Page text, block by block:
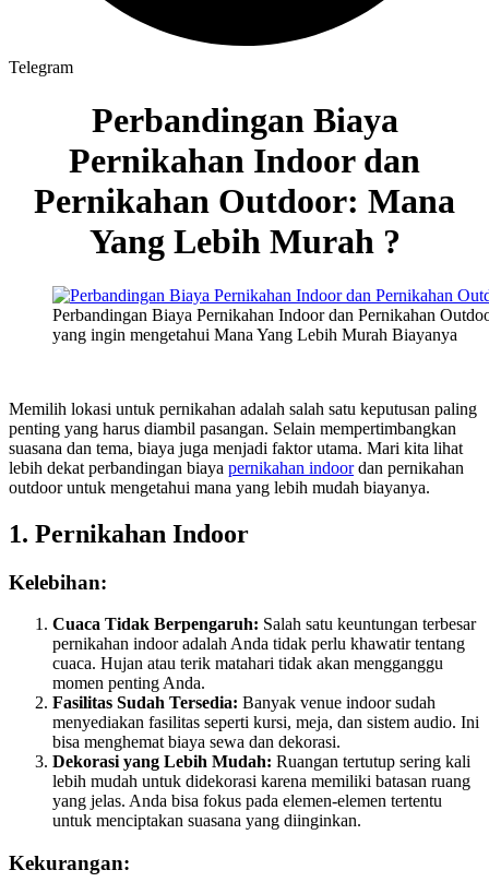
Telegram
Perbandingan Biaya
Pernikahan Indoor dan
Pernikahan Outdoor: Mana
Yang Lebih Murah ?
Perbandingan Biaya Pernikahan Indoor dan Pernikahan
yang ingin mengetahui Mana Yang Lebih Murah Biayanya
Memilih lokasi untuk pernikahan adalah salah satu keputusan paling
penting yang harus diambil pasangan. Selain mempertimbangkan
suasana dan tema, biaya juga menjadi faktor utama. Mari kita lihat
lebih dekat perbandingan biaya pernikahan indoordan pernikahan
outdoor untuk mengetahui mana yang lebih mudah biayanya.
1. Pernikahan Indoor
Kelebihan:
Cuaca Tidak Berpengaruh: Salah satu keuntungan terbesar
pernikahan indoor adalah Anda tidak perlu khawatir tentang
cuaca. Hujan atau terik matahari tidak akan mengganggu
momen penting Anda.
Fasilitas Sudah Tersedia: Banyak venue indoor sudah
menyediakan fasilitas seperti kursi, meja, dan sistem audio. Ini
bisa menghemat biaya sewa dan dekorasi.
Dekorasi yang Lebih Mudah: Ruangan tertutup sering kali
lebih mudah untuk didekorasi karena memiliki batasan ruang
yang jelas. Anda bisa fokus pada elemen-elemen tertentu
untuk menciptakan suasana yang diinginkan.
Kekurangan: